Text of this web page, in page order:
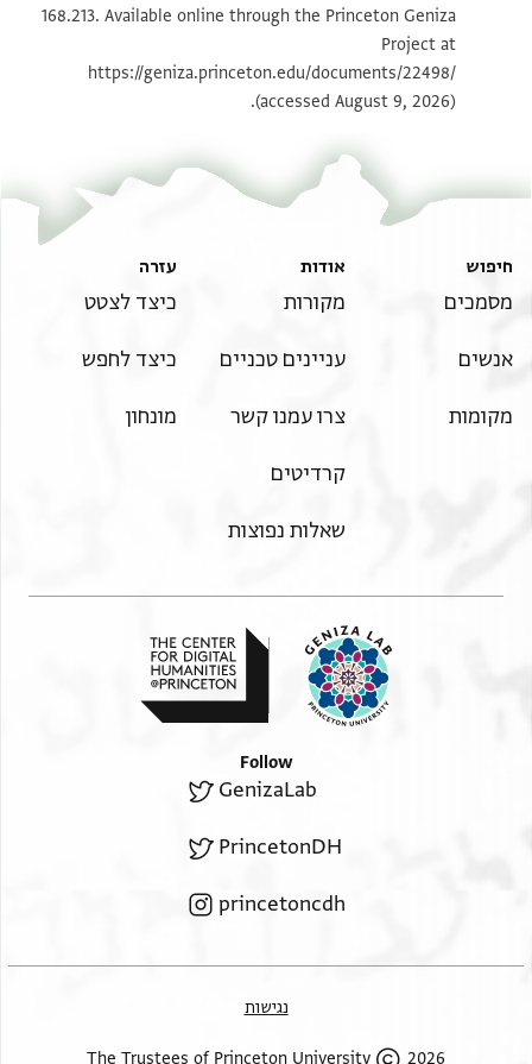
תנאי היתר שימוש בתצלום
168.213. Available online through the Princeton Geniza
Project at
https://geniza.princeton.edu/documents/22498/
(accessed August 9, 2026).
חיפוש
מסמכים
אנשים
מקומות
אודות
מקורות
עניינים טכניים
צרו עמנו קשר
קרדיטים
שאלות נפוצות
עזרה
כיצד לצטט
כיצד לחפש
מונחון
Follow
GenizaLab
PrincetonDH
princetoncdh
נגישות
2026 The Trustees of Princeton University